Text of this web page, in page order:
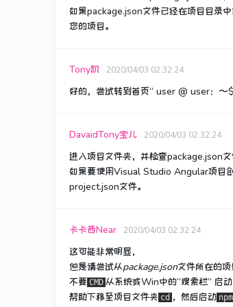
如果package.json文件已经在项目目录
您的项目。
Tony凯 2020/04/03 02:32:24
好的，尝试转到首页“ user @ user：
DavaidTony宝儿 2020/04/03 02:32:24
进入项目文件夹，并检查package.json文
如果要使用Visual Studio Angular项目
project.json文件。
卡卡西Near 2020/04/03 02:32:24
这可能非常明显，
但是请尝试从package.json文件所在的
不要 CMD 从系统或Win中的“搜索栏” 启动
帮助下移至项目文件夹 cd ，然后启动